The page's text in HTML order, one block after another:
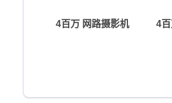
4百万 网路摄影机
4